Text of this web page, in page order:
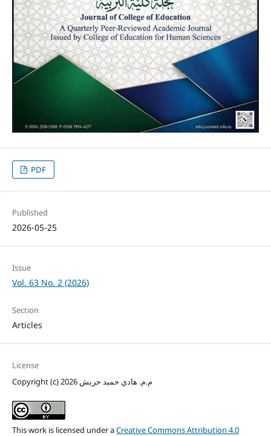
PDF
Published
2026-05-25
Issue
Vol. 63 No. 2 (2026)
Section
Articles
License
Copyright (c) 2026 م.م. هادي حميد حريش
This work is licensed under aCreative Commons Attribution 4.0